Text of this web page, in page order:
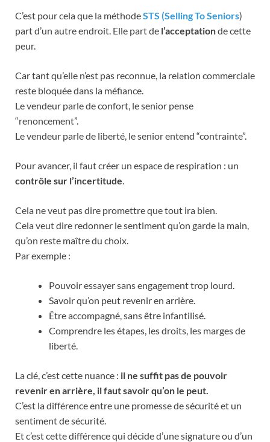
C’est pour cela que la méthodeSTS (Selling To Seniors)
part d’un autre endroit. Elle part de l’acceptationde cette
peur.
Car tant qu’elle n’est pas reconnue, la relation commerciale
reste bloquée dans la méfiance.
Le vendeur parle de confort, le senior pense
“renoncement”.
Le vendeur parle de liberté, le senior entend “contrainte”.
Pour avancer, il faut créer un espace de respiration : un
contrôle sur l’incertitude
Cela ne veut pas dire promettre que tout ira bien.
Cela veut dire redonner le sentiment qu’on garde la main,
qu’on reste maître du choix.
Par exemple :
Pouvoir essayer sans engagement trop lourd.
Savoir qu’on peut revenir en arrière.
Être accompagné, sans être infantilisé.
Comprendre les étapes, les droits, les marges de
liberté.
La clé, c’est cette nuance : il ne suffit pas de pouvoir
revenir en arrière, il faut savoir qu’on le peut.
C’est la différence entre une promesse de sécurité et un
sentiment de sécurité.
Et c’est cette différence qui décide d’une signature ou d’un